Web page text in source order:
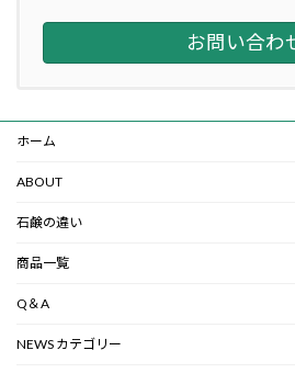
お問い合わ
ホーム
ABOUT
石鹸の違い
商品一覧
Q＆A
NEWS カテゴリー